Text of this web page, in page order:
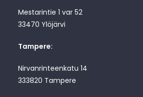
Mestarintie 1 var 52
33470 Ylöjärvi
Tampere:
Nirvanrinteenkatu 14
333820 Tampere